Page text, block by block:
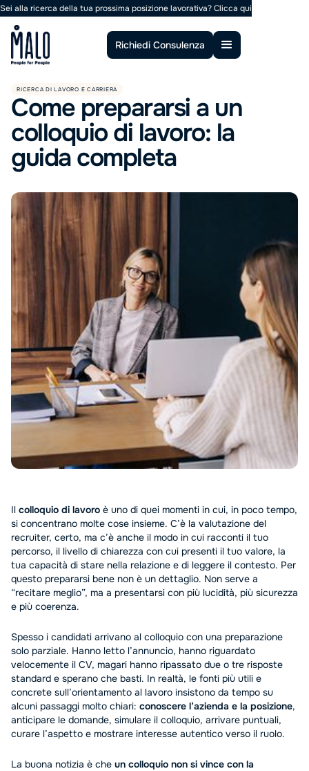
Sei alla ricerca della tua prossima posizione lavorativa?Clicca qui
Richiedi Consulenza
RICERCA DI LAVORO E CARRIERA
Come prepararsi a un
colloquio di lavoro: la
guida completa
Il colloquio di lavoro è uno di quei momenti in cui, in poco tempo,
si concentrano molte cose insieme. C’è la valutazione del
recruiter, certo, ma c’è anche il modo in cui racconti il tuo
percorso, il livello di chiarezza con cui presenti il tuo valore, la
tua capacità di stare nella relazione e di leggere il contesto. Per
questo prepararsi bene non è un dettaglio. Non serve a
“recitare meglio”, ma a presentarsi con più lucidità, più sicurezza
e più coerenza.
Spesso i candidati arrivano al colloquio con una preparazione
solo parziale. Hanno letto l’annuncio, hanno riguardato
velocemente il CV, magari hanno ripassato due o tre risposte
standard e sperano che basti. In realtà, le fonti più utili e
concrete sull’orientamento al lavoro insistono da tempo su
alcuni passaggi molto chiari: conoscere l’azienda e la posizione,
anticipare le domande, simulare il colloquio, arrivare puntuali,
curare l’aspetto e mostrare interesse autentico verso il ruolo.
La buona notizia è che un colloquio non si vince con la